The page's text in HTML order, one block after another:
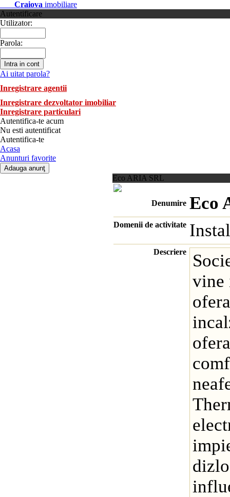
Craiova imobiliare
Autentificare
Utilizator:
Parola:
Ai uitat parola?
Inregistrare agentii
Inregistrare dezvoltator imobiliar
Inregistrare particulari
Autentifica-te acum
Nu esti autentificat
Autentifica-te
Acasa
Anunturi favorite
Eco ARIA SRL
Denumire Eco
Domenii de activitate
Descriere
vine